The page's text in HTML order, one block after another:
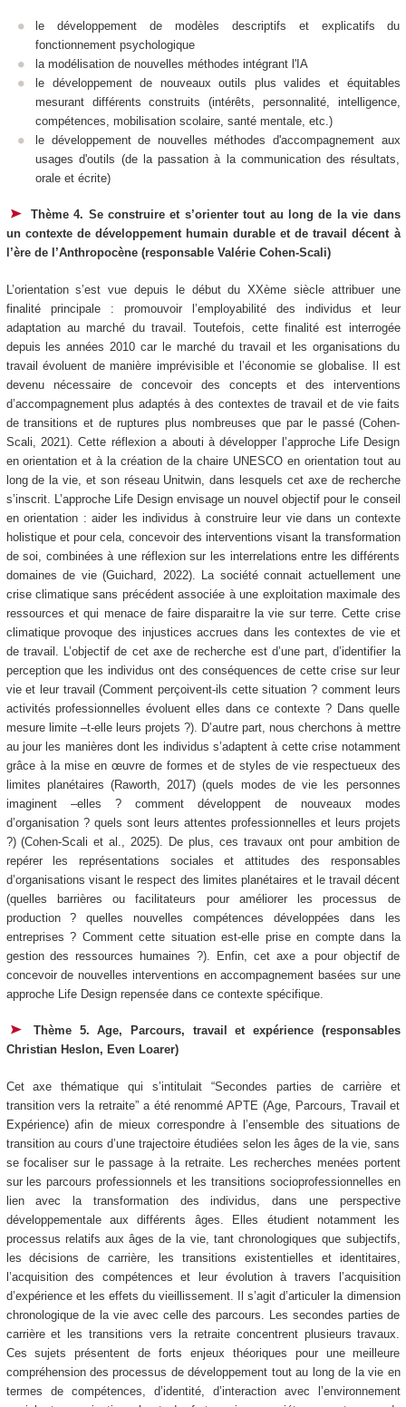
le développement de modèles descriptifs et explicatifs du
fonctionnement psychologique
la modélisation de nouvelles méthodes intégrant l'IA
le développement de nouveaux outils plus valides et équitables
mesurant différents construits (intérêts, personnalité, intelligence,
compétences, mobilisation scolaire, santé mentale, etc.)
le développement de nouvelles méthodes d'accompagnement aux
usages d'outils (de la passation à la communication des résultats,
orale et écrite)
Thème 4. Se construire et s’orienter tout au long de la vie dans
un contexte de développement humain durable et de travail décent à
l’ère de l’Anthropocène (responsable Valérie Cohen-Scali)
L’orientation s’est vue depuis le début du XXème siècle attribuer une
finalité principale : promouvoir l’employabilité des individus et leur
adaptation au marché du travail. Toutefois, cette finalité est interrogée
depuis les années 2010 car le marché du travail et les organisations du
travail évoluent de manière imprévisible et l’économie se globalise. Il est
devenu nécessaire de concevoir des concepts et des interventions
d’accompagnement plus adaptés à des contextes de travail et de vie faits
de transitions et de ruptures plus nombreuses que par le passé (Cohen-
Scali, 2021). Cette réflexion a abouti à développer l’approche Life Design
en orientation et à la création de la chaire UNESCO en orientation tout au
long de la vie, et son réseau Unitwin, dans lesquels cet axe de recherche
s’inscrit. L’approche Life Design envisage un nouvel objectif pour le conseil
en orientation : aider les individus à construire leur vie dans un contexte
holistique et pour cela, concevoir des interventions visant la transformation
de soi, combinées à une réflexion sur les interrelations entre les différents
domaines de vie (Guichard, 2022). La société connait actuellement une
crise climatique sans précédent associée à une exploitation maximale des
ressources et qui menace de faire disparaitre la vie sur terre. Cette crise
climatique provoque des injustices accrues dans les contextes de vie et
de travail. L’objectif de cet axe de recherche est d’une part, d’identifier la
perception que les individus ont des conséquences de cette crise sur leur
vie et leur travail (Comment perçoivent-ils cette situation ? comment leurs
activités professionnelles évoluent elles dans ce contexte ? Dans quelle
mesure limite –t-elle leurs projets ?). D’autre part, nous cherchons à mettre
au jour les manières dont les individus s’adaptent à cette crise notamment
grâce à la mise en œuvre de formes et de styles de vie respectueux des
limites planétaires (Raworth, 2017) (quels modes de vie les personnes
imaginent –elles ? comment développent de nouveaux modes
d’organisation ? quels sont leurs attentes professionnelles et leurs projets
?) (Cohen-Scali et al., 2025). De plus, ces travaux ont pour ambition de
repérer les représentations sociales et attitudes des responsables
d’organisations visant le respect des limites planétaires et le travail décent
(quelles barrières ou facilitateurs pour améliorer les processus de
production ? quelles nouvelles compétences développées dans les
entreprises ? Comment cette situation est-elle prise en compte dans la
gestion des ressources humaines ?). Enfin, cet axe a pour objectif de
concevoir de nouvelles interventions en accompagnement basées sur une
approche Life Design repensée dans ce contexte spécifique.
Thème 5. Age, Parcours, travail et expérience (responsables
Christian Heslon, Even Loarer)
Cet axe thématique qui s’intitulait “Secondes parties de carrière et
transition vers la retraite” a été renommé APTE (Age, Parcours, Travail et
Expérience) afin de mieux correspondre à l’ensemble des situations de
transition au cours d’une trajectoire étudiées selon les âges de la vie, sans
se focaliser sur le passage à la retraite. Les recherches menées portent
sur les parcours professionnels et les transitions socioprofessionnelles en
lien avec la transformation des individus, dans une perspective
développementale aux différents âges. Elles étudient notamment les
processus relatifs aux âges de la vie, tant chronologiques que subjectifs,
les décisions de carrière, les transitions existentielles et identitaires,
l’acquisition des compétences et leur évolution à travers l’acquisition
d’expérience et les effets du vieillissement. Il s’agit d’articuler la dimension
chronologique de la vie avec celle des parcours. Les secondes parties de
carrière et les transitions vers la retraite concentrent plusieurs travaux.
Ces sujets présentent de forts enjeux théoriques pour une meilleure
compréhension des processus de développement tout au long de la vie en
termes de compétences, d’identité, d’interaction avec l’environnement